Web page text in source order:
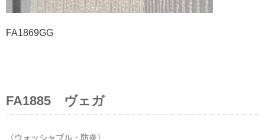
FA1869GG
FA1885 ヴェガ
〈ウォッシャブル・防炎〉